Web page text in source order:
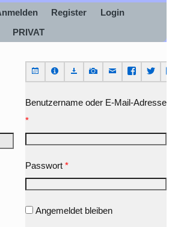
Register
Login
PRIVAT
Benutzername oder E-Mail-Adresse
*
Passwort *
Angemeldet bleiben